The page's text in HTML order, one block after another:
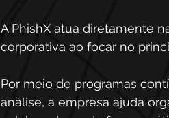
A PhishX atua diretamente
corporativa ao focar no
Por meio de programas
análise, a empresa ajuda